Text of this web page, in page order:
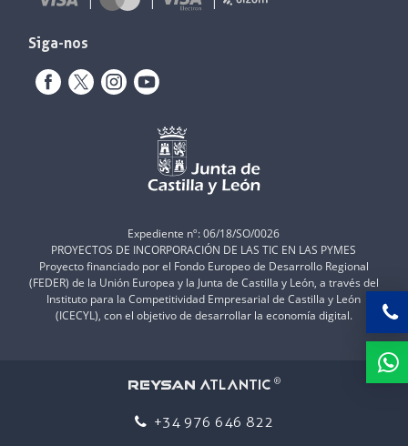
Siga-nos
Expediente nº: 06/18/SO/0026
PROYECTOS DE INCORPORACIÓN DE LAS TIC EN LAS PYMES
Proyecto financiado por el Fondo Europeo de Desarrollo Regional
(FEDER) de la Unión Europea y la Junta de Castilla y León, a través del
Instituto para la Competitividad Empresarial de Castilla y León
(ICECYL), con el objetivo de desarrollar la economía digital.
REYSAN ATLANTIC ®
+34 976 646 822